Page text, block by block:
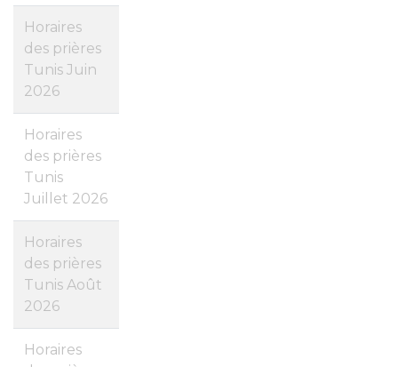
Horaires
des prières
Tunis Juin
2026
Horaires
des prières
Tunis
Juillet 2026
Horaires
des prières
Tunis Août
2026
Horaires